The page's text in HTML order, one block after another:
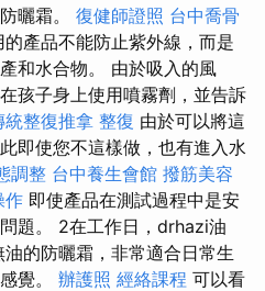
曬霜。 復健師證照 台中喬骨
的產品不能防止紫外線，而是
和水合物。 由於吸入的風
孩子身上使用噴霧劑，並告訴
統整復推拿 整復 由於可以將這
即使您不這樣做，也有進入水
調整 台中養生會館 撥筋美容
作 即使產品在測試過程中是安
題。 2在工作日，drhazi油
的防曬霜，非常適合日常生
覺。 辦護照 經絡課程 可以看